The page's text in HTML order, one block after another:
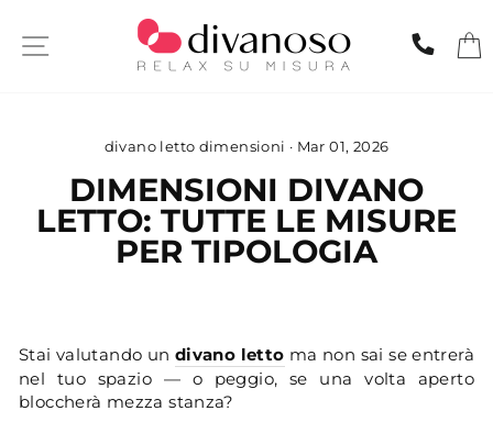
SITE NAVIGATION
divano letto dimensioni · Mar 01, 2026
DIMENSIONI DIVANO
LETTO: TUTTE LE MISURE
PER TIPOLOGIA
Stai valutando un divano letto ma non sai se entrerà
nel tuo spazio — o peggio, se una volta aperto
bloccherà mezza stanza?